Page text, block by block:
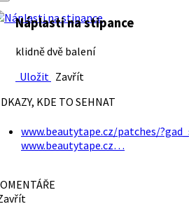
Náplasti na stipance
klidně dvě balení
Uložit Zavřít
KDE TO SEHNAT
www.beautytape.cz/patches/
www.beautytape.cz…